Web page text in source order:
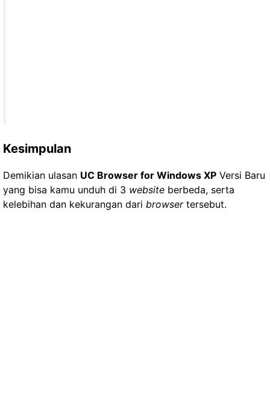
Kesimpulan
Demikian ulasan UC Browser for Windows XP Versi Baru
yang bisa kamu unduh di 3 website berbeda, serta
kelebihan dan kekurangan dari browsertersebut.